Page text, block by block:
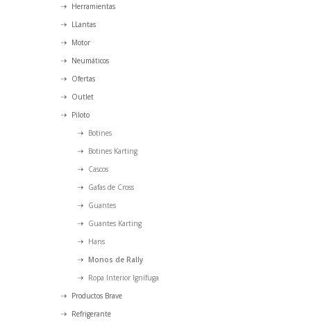
Herramientas
LLantas
Motor
Neumáticos
Ofertas
Outlet
Piloto
Botines
Botines Karting
Cascos
Gafas de Cross
Guantes
Guantes Karting
Hans
Monos de Rally
Ropa Interior Ignífuga
Productos Brave
Refrigerante